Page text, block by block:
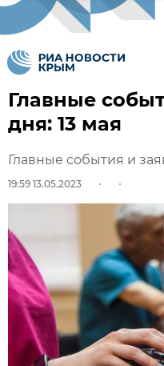
Главные
дня: 13 мая
Главные события и
19:59 13.05.2023